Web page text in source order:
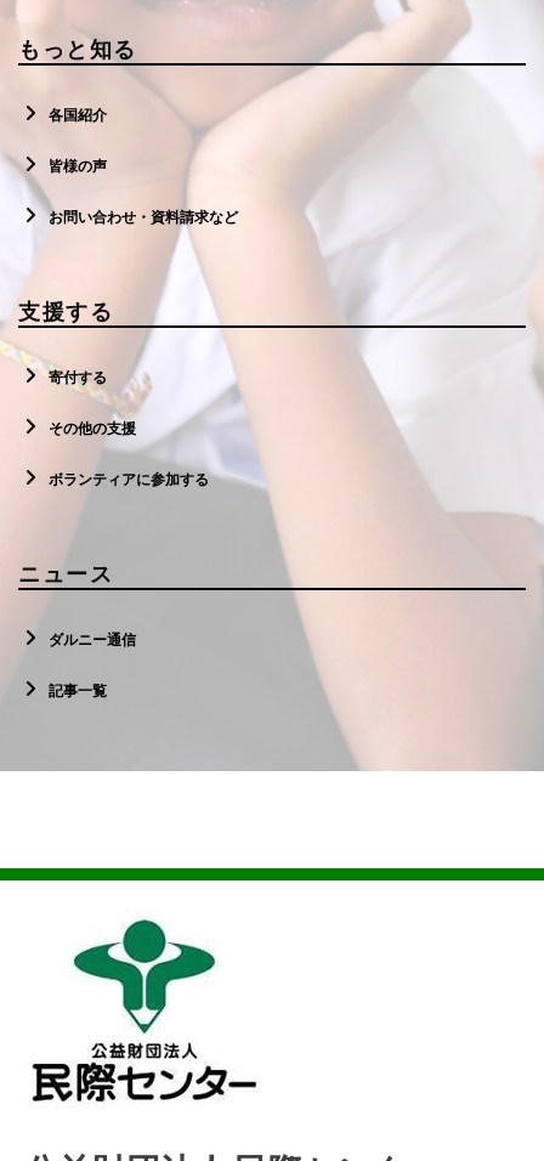
もっと知る
各国紹介
皆様の声
お問い合わせ・資料請求など
支援する
寄付する
その他の支援
ボランティアに参加する
ニュース
ダルニー通信
記事一覧